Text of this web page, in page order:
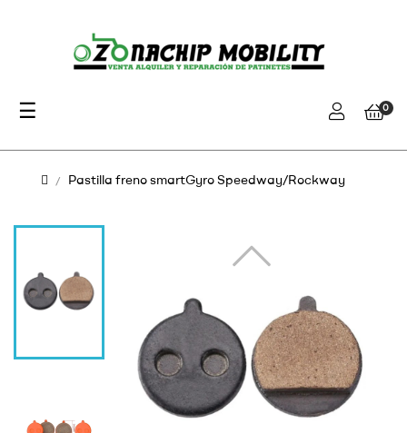
Navegación
palanca
☰ 0
Pastilla freno smartGyro Speedway/Rockway